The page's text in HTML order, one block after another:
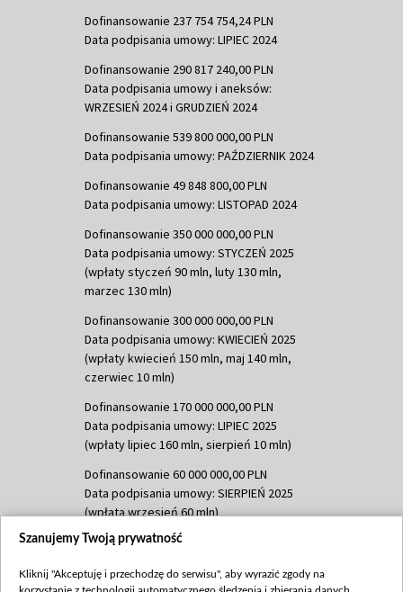
Dofinansowanie 237 754 754,24 PLN
Data podpisania umowy: LIPIEC 2024
Dofinansowanie 290 817 240,00 PLN
Data podpisania umowy i aneksów:
WRZESIEŃ 2024 i GRUDZIEŃ 2024
Dofinansowanie 539 800 000,00 PLN
Data podpisania umowy: PAŹDZIERNIK 2024
Dofinansowanie 49 848 800,00 PLN
Data podpisania umowy: LISTOPAD 2024
Dofinansowanie 350 000 000,00 PLN
Data podpisania umowy: STYCZEŃ 2025
(wpłaty styczeń 90 mln, luty 130 mln,
marzec 130 mln)
Dofinansowanie 300 000 000,00 PLN
Data podpisania umowy: KWIECIEŃ 2025
(wpłaty kwiecień 150 mln, maj 140 mln,
czerwiec 10 mln)
Dofinansowanie 170 000 000,00 PLN
Data podpisania umowy: LIPIEC 2025
(wpłaty lipiec 160 mln, sierpień 10 mln)
Dofinansowanie 60 000 000,00 PLN
Data podpisania umowy: SIERPIEŃ 2025
(wpłata wrzesień 60 mln)
Dofinansowanie 635 783 051,21 PLN
(wpłata wrzesień 100 mln, październik 350
Szanujemy Twoją prywatność
Kliknij "Akceptuję i przechodzę do serwisu", aby wyrazić zgody na